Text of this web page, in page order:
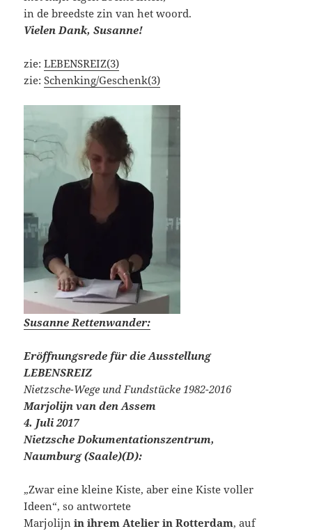
in de breedste zin van het woord.
Vielen Dank, Susanne!
zie:LEBENSREIZ(3)
zie:Schenking/Geschenk(3)
Susanne Rettenwander:
Eröffnungsrede für die Ausstellung
LEBENSREIZ
Nietzsche-Wege und Fundstücke 1982-2016
Marjolijn van den Assem
4. Juli 2017
Nietzsche Dokumentationszentrum,
Naumburg (Saale)(D):
„Zwar eine kleine Kiste, aber eine Kiste voller
Ideen“, so antwortete
Marjolijn in ihrem Atelier in Rotterdam, auf